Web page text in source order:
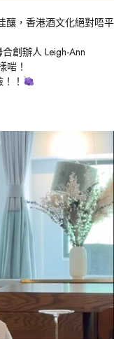
釀，香港酒文化絕對唔平
創辦人 Leigh-Ann
啱！
！